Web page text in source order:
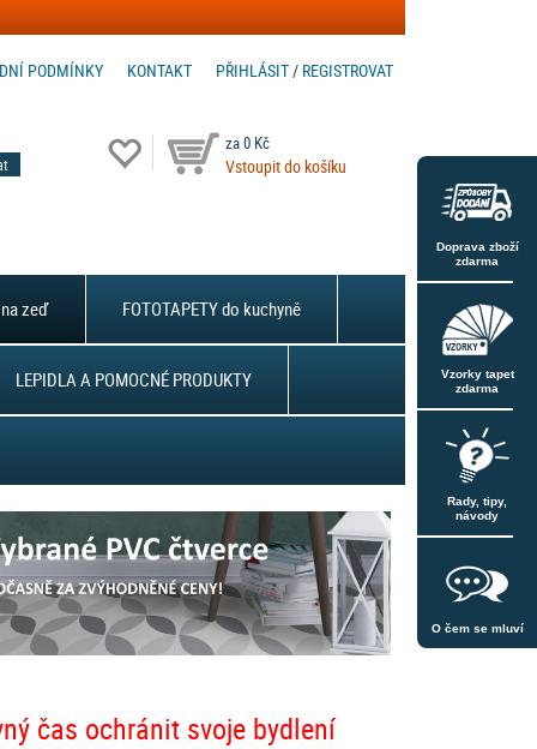
PŘIHLÁSIT/ REGISTROVAT
KONTAKT
PODMÍNKY
za 0 Kč
Vstoupit do košíku
zeď FOTOTAPETY do kuchyně
LEPIDLA A POMOCNÉ PRODUKTY
Doprava zboží
zdarma
Vzorky tapet
zdarma
Rady, tipy,
návody
O čem se mluví
čas ochránit svoje bydlení